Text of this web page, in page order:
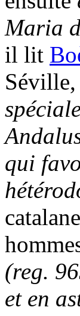
Maria
il lit
Séville,
qui
(reg.
et en